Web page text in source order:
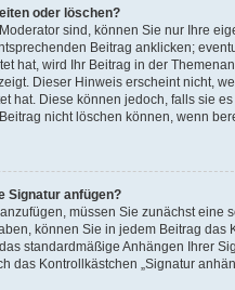
oder löschen?
sind, können Sie nur Ihre
Beitrag anklicken;
hat, wird Ihr Beitrag in der
Dieser Hinweis erscheint nicht,
hat. Diese können jedoch, falls sie
nicht löschen können, wenn
Signatur anfügen?
müssen Sie zunächst
können Sie in jedem Beitrag
standardmäßige Anhängen Ihrer
das Kontrollkästchen „Signatur